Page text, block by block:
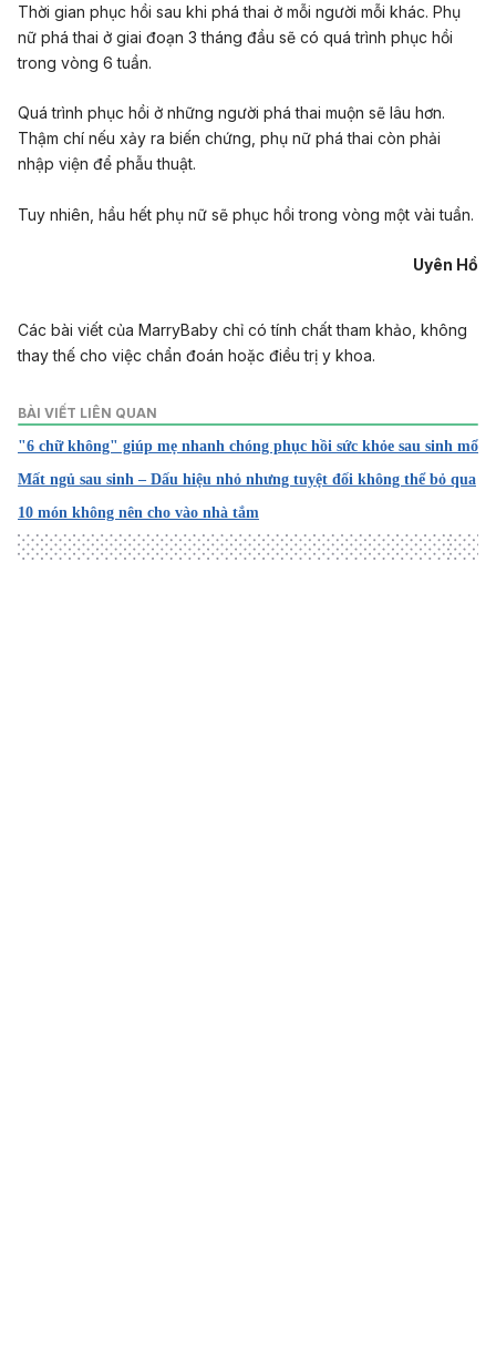
Thời gian phục hồi sau khi phá thai ở mỗi người mỗi khác. Phụ
nữ phá thai ở giai đoạn 3 tháng đầu sẽ có quá trình phục hồi
trong vòng 6 tuần.
Quá trình phục hồi ở những người phá thai muộn sẽ lâu hơn.
Thậm chí nếu xảy ra biến chứng, phụ nữ phá thai còn phải
nhập viện để phẫu thuật.
Tuy nhiên, hầu hết phụ nữ sẽ phục hồi trong vòng một vài tuần.
Uyên Hồ
Các bài viết của MarryBaby chỉ có tính chất tham khảo, không
thay thế cho việc chẩn đoán hoặc điều trị y khoa.
BÀI VIẾT LIÊN QUAN
"6 chữ không" giúp mẹ nhanh chóng phục hồi sức khỏe sau sinh mổ
Mất ngủ sau sinh – Dấu hiệu nhỏ nhưng tuyệt đối không thể bỏ qua
10 món không nên cho vào nhà tắm